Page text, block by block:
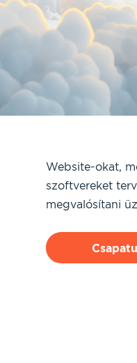
Website-okat,
szoftvereket
megvalósítani